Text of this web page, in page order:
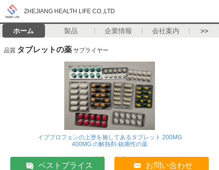
ZHEJIANG HEALTH LIFE CO.,LTD
ホーム 製品 企業情報 会社案内 >>
品質 タブレットの薬 サプライヤー
イブプロフェンの上塗を施してあるタブレット 200MG
400MG の解熱剤-鎮痛性の薬
ベストプライス お問い合わせ